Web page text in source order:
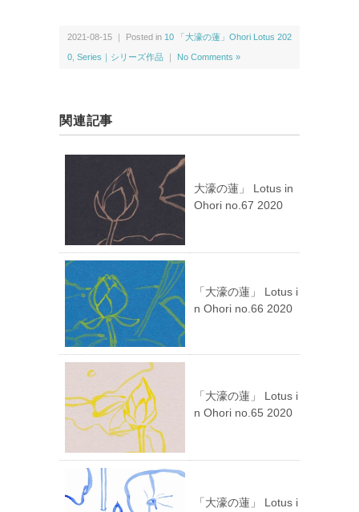
2021-08-15 ｜ Posted in 10 「大濠の蓮」Ohori Lotus 202
0 Series｜シリーズ作品 No Comments »
関連記事
大濠の蓮」 Lotus in
Ohori no.67 2020
「大濠の蓮」 Lotus i
n Ohori no.66 2020
「大濠の蓮」 Lotus i
n Ohori no.65 2020
「大濠の蓮」 Lotus i